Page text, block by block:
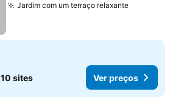
Jardim com um terraço relaxante
10 sites Ver preços